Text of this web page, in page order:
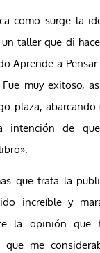
como surge la
taller que di
Aprende a
muy exitoso,
plaza, abarcando
intención de
que trata la
increíble y
la opinión que
que me